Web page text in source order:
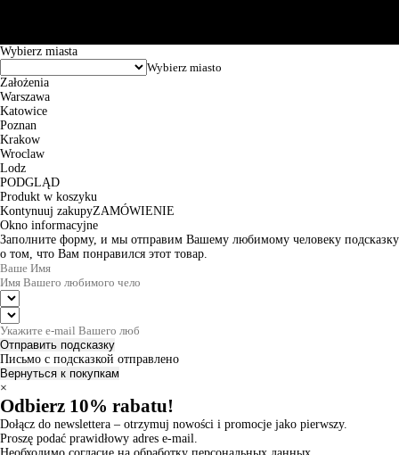
Wybierz miasta
Założenia
Warszawa
Katowice
Poznan
Krakow
Wroclaw
Lodz
PODGLĄD
Produkt w koszyku
Kontynuuj zakupyZAMÓWIENIE
Okno informacyjne
Заполните форму, и мы отправим Вашему любимому человеку подсказку
о том, что Вам понравился этот товар.
Отправить подсказку
Письмо с подсказкой отправлено
Вернуться к покупкам
×
Odbierz 10% rabatu!
Dołącz do newslettera – otrzymuj nowości i promocje jako pierwszy.
Proszę podać prawidłowy adres e-mail.